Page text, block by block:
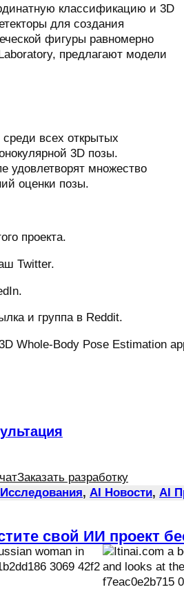
классификацию и 3D
для создания
фигуры равномерно
предлагают модели
всех открытых
3D позы.
удовлетворят множество
оценки позы.
проекта.
Twitter.
и группа в Reddit.
Whole-Body Pose Estimation
Заказать разработку
, AI Новости, AI
свой ИИ проект